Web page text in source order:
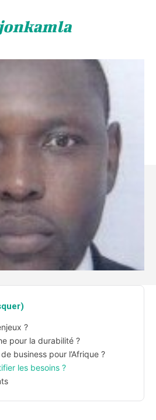
?
pour la durabilité ?
business pour l’Afrique ?
les besoins ?